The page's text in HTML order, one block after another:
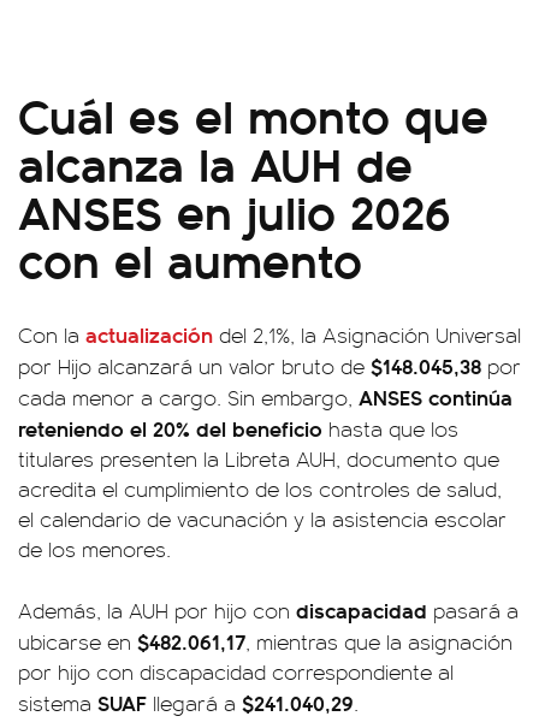
Cuál es el monto que
alcanza la AUH de
ANSES en julio 2026
con el aumento
Con la actualización del 2,1%, la Asignación Universal
por Hijo alcanzará un valor bruto de $148.045,38 por
cada menor a cargo. Sin embargo, ANSES continúa
reteniendo el 20% del beneficio hasta que los
titulares presenten la Libreta AUH, documento que
acredita el cumplimiento de los controles de salud,
el calendario de vacunación y la asistencia escolar
de los menores.
Además, la AUH por hijo con discapacidad pasará a
ubicarse en $482.061,17, mientras que la asignación
por hijo con discapacidad correspondiente al
sistema SUAF llegará a $241.040,29.